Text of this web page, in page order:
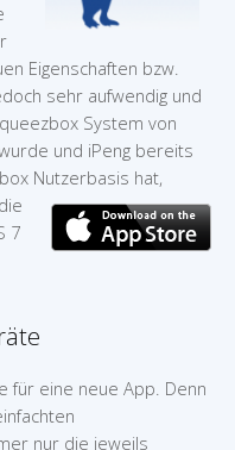
Eigenschaften bzw.
sehr aufwendig und
System von
und iPeng bereits
Nutzerbasis hat,
7
für eine neue App. Denn
nur die jeweils